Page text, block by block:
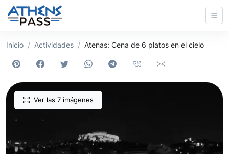
Inicio Actividades Atenas: Cena de 6 platos en el cielo
Ver las 7 imágenes